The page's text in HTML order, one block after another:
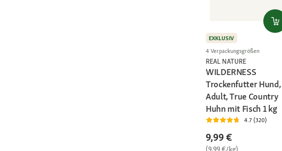
EXKLUSIV
4 Verpackungsgrößen
REAL NATURE
WILDERNESS
Trockenfutter Hund,
Adult, True Country
Huhn mit Fisch 1 kg
4.7 (320)
9,99 €
(9,99 €/kg)